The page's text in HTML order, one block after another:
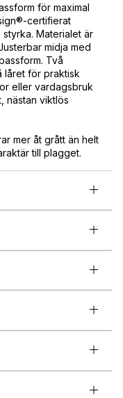
för maximal
certifierat
Materialet är
midja med
Två
för praktisk
eller vardagsbruk
nästan viktlös
mer åt grått än helt
till plagget.